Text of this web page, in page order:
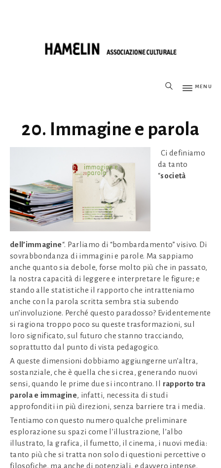
MENU
20. Immagine e parola
Ci definiamo
da tanto
“società
dell’immagine“. Parliamo di “bombardamento” visivo. Di
sovrabbondanza di immagini e parole. Ma sappiamo
anche quanto sia debole, forse molto più che in passato,
la nostra capacità di leggere e interpretare le figure; e
stando alle statistiche il rapporto che intratteniamo
anche con la parola scritta sembra stia subendo
un’involuzione. Perché questo paradosso? Evidentemente
si ragiona troppo poco su queste trasformazioni, sul
loro significato, sul futuro che stanno tracciando,
soprattutto dal punto di vista pedagogico.
A queste dimensioni dobbiamo aggiungerne un’altra,
sostanziale, che è quella che si crea, generando nuovi
sensi, quando le prime due si incontrano. Il rapporto tra
parola e immagine, infatti, necessita di studi
approfonditi in più direzioni, senza barriere tra i media.
Tentiamo con questo numero qualche preliminare
esplorazione su spazi come l’illustrazione, l’albo
illustrato, la grafica, il fumetto, il cinema, i nuovi media:
tanto più che si tratta non solo di questioni percettive o
filosofiche, ma anche di potenziali, e davvero intense,